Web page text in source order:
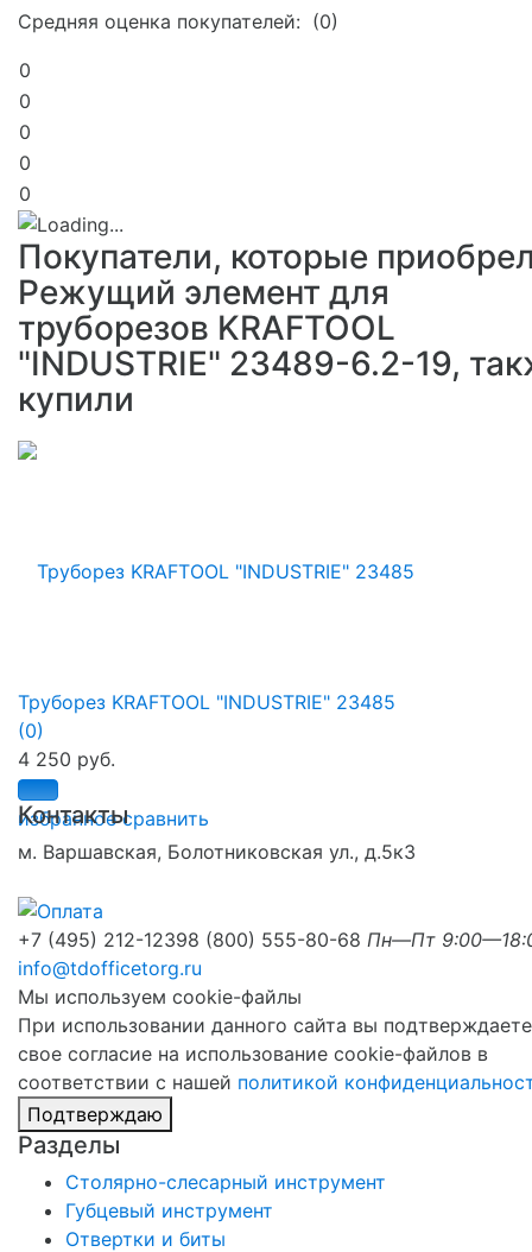
Средняя оценка покупателей: (0)
0
0
0
0
0
Покупатели, которые
Режущий элемент для
труборезов KRAFTOOL
"INDUSTRIE" 23489-6.2-19,
купили
избранное сравнить
Труборез KRAFTOOL "INDUSTRIE" 23485
(0)
4 250 руб.
Контакты
м. Варшавская, Болотниковская ул., д.5к3
+7 (495) 212-12398 (800) 555-80-68 Пн—Пт
info@tdofficetorg.ru
Мы используем cookie-файлы
При использовании данного сайта вы подтверждаете
свое согласие на использование cookie-файлов в
соответствии с нашей политикой
Подтверждаю
Разделы
Столярно-слесарный инструмент
Губцевый инструмент
Отвертки и биты